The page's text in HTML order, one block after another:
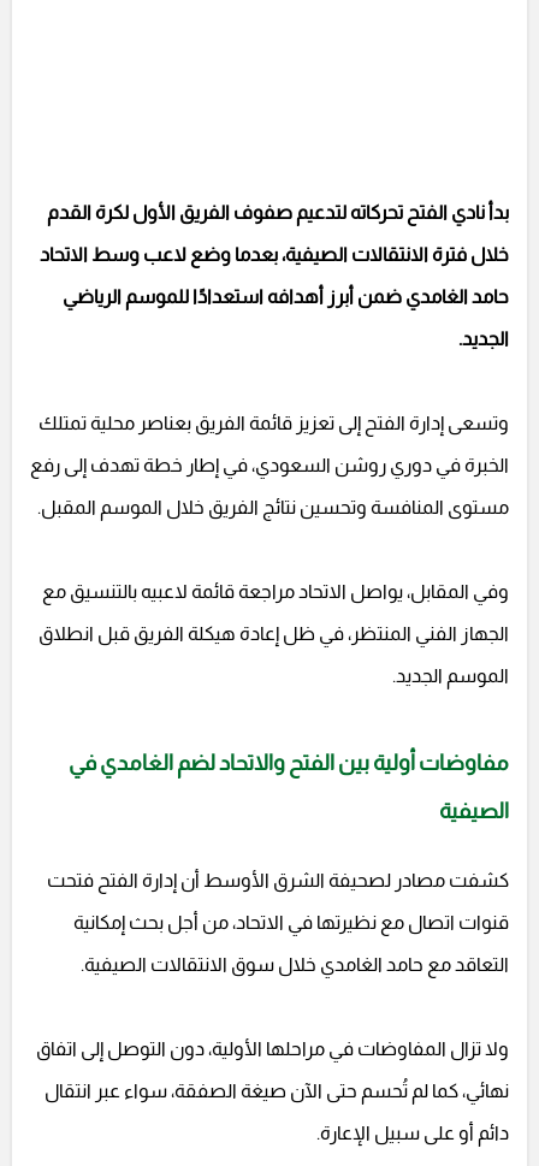
بدأ نادي الفتح تحركاته لتدعيم صفوف الفريق الأول لكرة القدم
خلال فترة الانتقالات الصيفية، بعدما وضع لاعب وسط الاتحاد
حامد الغامدي ضمن أبرز أهدافه استعدادًا للموسم الرياضي
الجديد.
وتسعى إدارة الفتح إلى تعزيز قائمة الفريق بعناصر محلية تمتلك
الخبرة في دوري روشن السعودي، في إطار خطة تهدف إلى رفع
مستوى المنافسة وتحسين نتائج الفريق خلال الموسم المقبل.
وفي المقابل، يواصل الاتحاد مراجعة قائمة لاعبيه بالتنسيق مع
الجهاز الفني المنتظر، في ظل إعادة هيكلة الفريق قبل انطلاق
الموسم الجديد.
مفاوضات أولية بين الفتح والاتحاد لضم الغامدي في
الصيفية
كشفت مصادر لصحيفة الشرق الأوسط أن إدارة الفتح فتحت
قنوات اتصال مع نظيرتها في الاتحاد، من أجل بحث إمكانية
التعاقد مع حامد الغامدي خلال سوق الانتقالات الصيفية.
ولا تزال المفاوضات في مراحلها الأولية، دون التوصل إلى اتفاق
نهائي، كما لم تُحسم حتى الآن صيغة الصفقة، سواء عبر انتقال
دائم أو على سبيل الإعارة.